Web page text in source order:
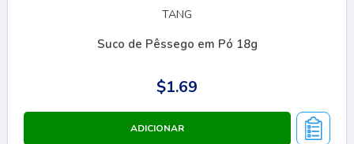
TANG
Suco de Pêssego em Pó 18g
$1.69